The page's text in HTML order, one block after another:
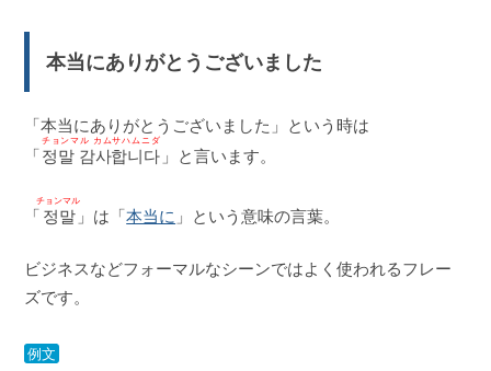
本当にありがとうございました
「本当にありがとうございました」という時は
「정말 감사합니다
チョンマル カムサハムニダ
」と言います。
「 정말
チョンマル
」は「本当に 」という意味の言葉。
ビジネスなどフォーマルなシーンではよく使われるフレー
ズです。
例文